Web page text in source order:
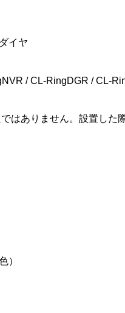
イヤ
/ CL-RingDGR / CL-
ありません。設置した
）